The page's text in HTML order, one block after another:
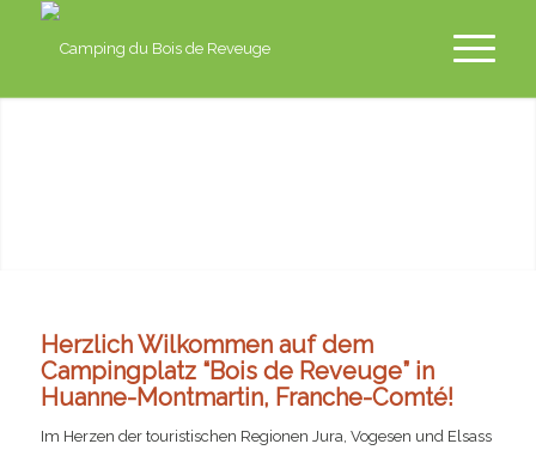
Herzlich Wilkommen auf dem
Campingplatz “Bois de Reveuge” in
Huanne-Montmartin, Franche-Comté!
Im Herzen der touristischen Regionen Jura, Vogesen und Elsass